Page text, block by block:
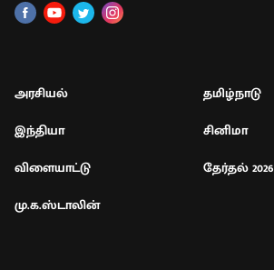
அரசியல்
தமிழ்நாடு
இந்தியா
சினிமா
விளையாட்டு
தேர்தல் 2026
மு.க.ஸ்டாலின்